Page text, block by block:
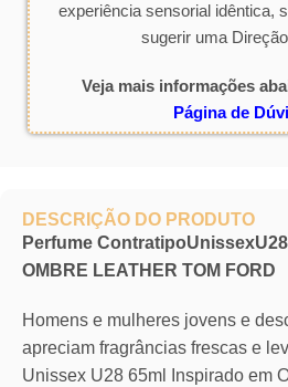
experiência sensorial idêntica,
sugerir uma
Veja mais informações
Página de
DESCRIÇÃO DO PRODUTO
Perfume ContratipoUnissexU28
OMBRE LEATHER TOM FORD
Homens e mulheres jovens e
apreciam fragrâncias frescas e
Unissex U28 65ml Inspirado em